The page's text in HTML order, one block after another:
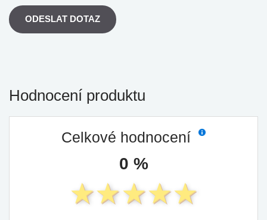
ODESLAT DOTAZ
Hodnocení produktu
Celkové hodnocení
0 %